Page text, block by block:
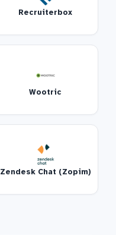
Recruiterbox
Wootric
Zendesk Chat (Zopim)